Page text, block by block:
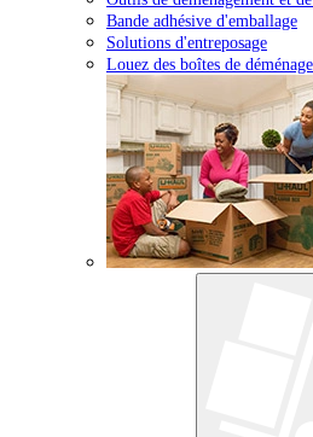
Bande adhésive d'emballage
Solutions d'entreposage
Louez des boîtes de